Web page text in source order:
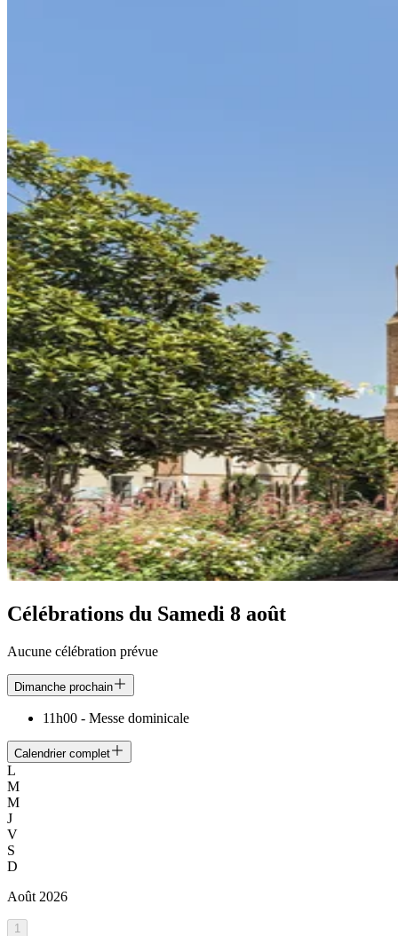
Célébrations du Samedi 8 août
Aucune célébration prévue
Dimanche prochain
11h00 - Messe dominicale
Calendrier complet
L
M
M
J
V
S
D
Août 2026
1